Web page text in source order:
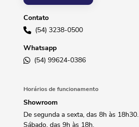
Contato
(54) 3238-0500
Whatsapp
(54) 99624-0386
Horários de funcionamento
Showroom
De segunda a sexta, das 8h às 18h30.
Sábado, das 9h às 18h.